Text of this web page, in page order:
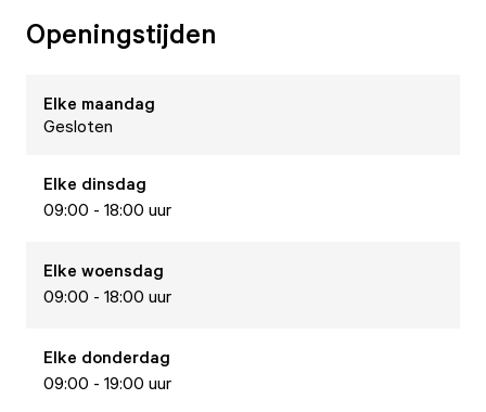
Openingstijden
Elke maandag
Gesloten
Elke dinsdag
09:00 - 18:00 uur
Elke woensdag
09:00 - 18:00 uur
Elke donderdag
09:00 - 19:00 uur